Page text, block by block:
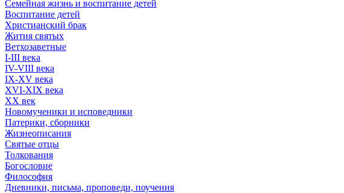
Семейная жизнь и воспитание детей
Воспитание детей
Христианский брак
Жития святых
Ветхозаветные
I-III века
IV-VIII века
IX-XV века
XVI-XIX века
XX век
Новомученики и исповедники
Патерики, сборники
Жизнеописания
Святые отцы
Толкования
Богословие
Философия
Дневники, письма, проповеди, поучения